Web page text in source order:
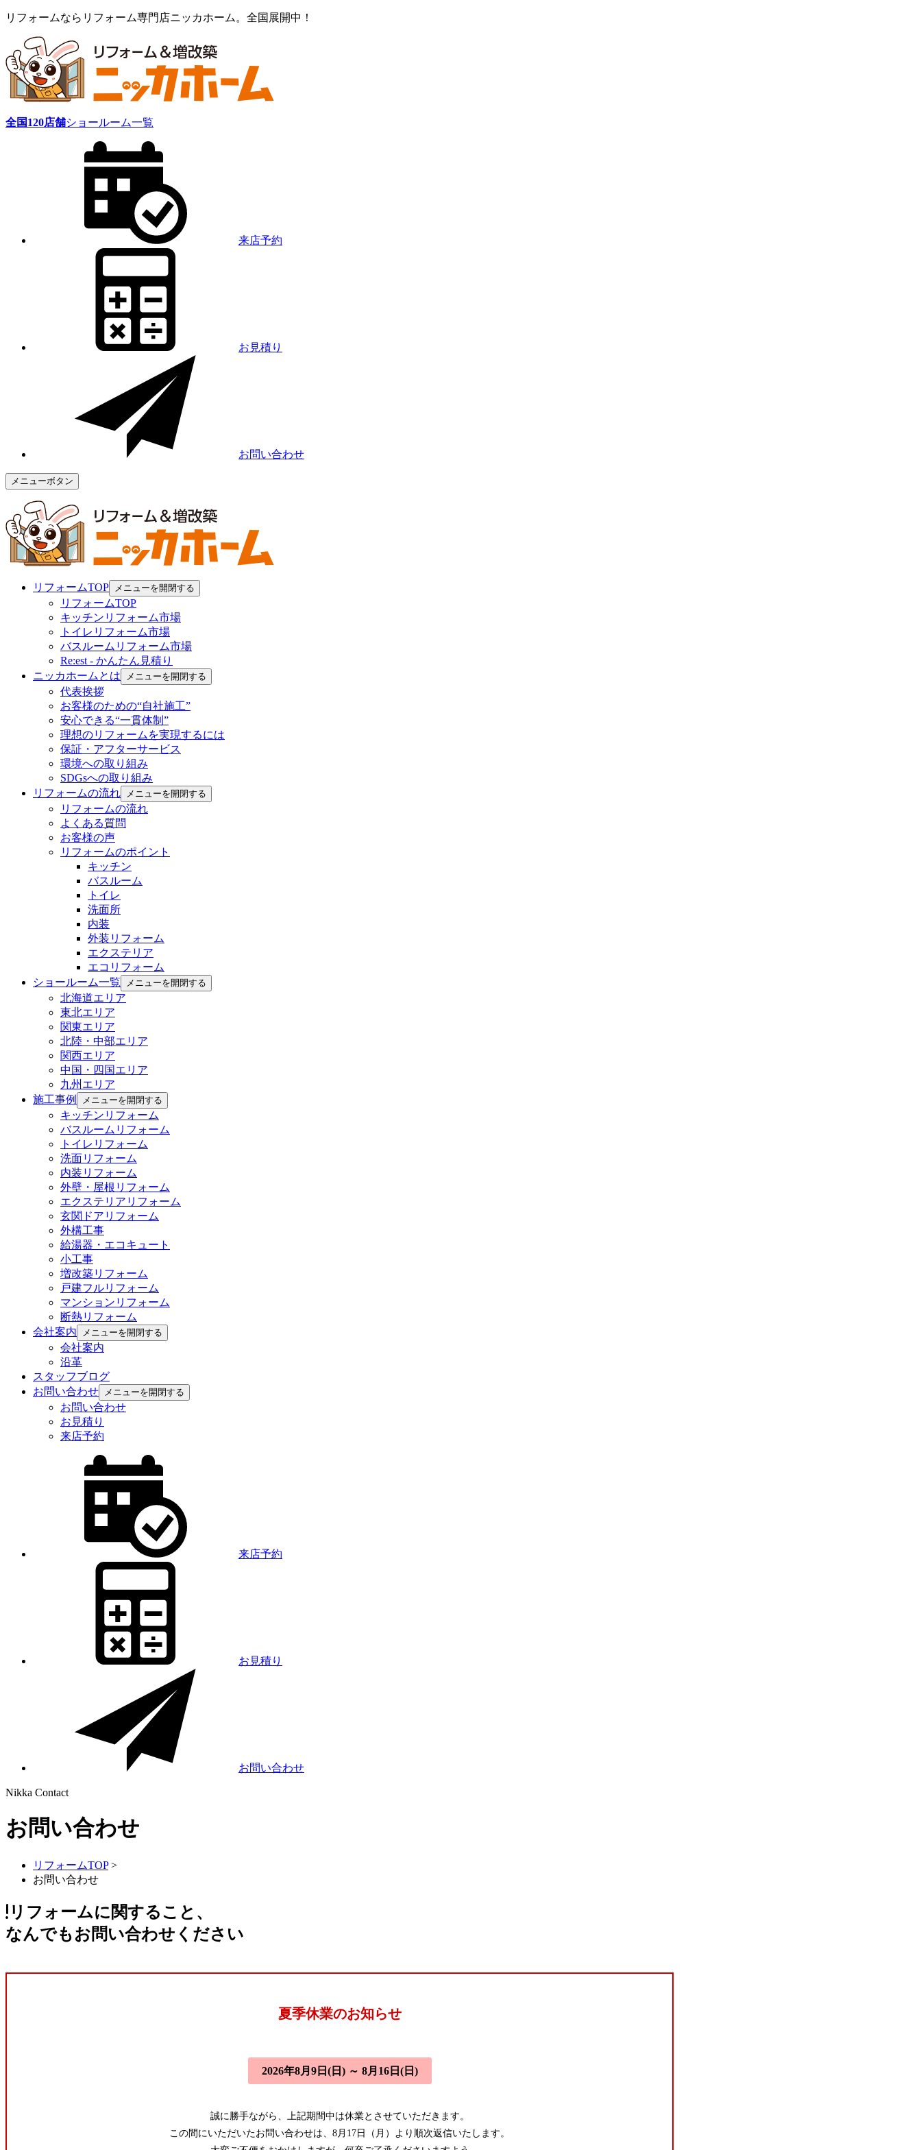
リフォームならリフォーム専門店ニッカホーム。全国展開中！
全国120店舗ショールーム一覧
来店予約
お見積り
お問い合わせ
メニューボタン
リフォームTOP メニューを開閉する
リフォームTOP
キッチンリフォーム市場
トイレリフォーム市場
バスルームリフォーム市場
Re:est - かんたん見積り
ニッカホームとは
メニューを開閉する
代表挨拶
お客様のための“自社施工”
安心できる“一貫体制”
理想のリフォームを実現するには
保証・アフターサービス
環境への取り組み
SDGsへの取り組み
リフォームの流れ
メニューを開閉する
リフォームの流れ
よくある質問
お客様の声
リフォームのポイント
キッチン
バスルーム
トイレ
洗面所
内装
外装リフォーム
エクステリア
エコリフォーム
ショールーム一覧
メニューを開閉する
北海道エリア
東北エリア
関東エリア
北陸・中部エリア
関西エリア
中国・四国エリア
九州エリア
施工事例
メニューを開閉する
キッチンリフォーム
バスルームリフォーム
トイレリフォーム
洗面リフォーム
内装リフォーム
外壁・屋根リフォーム
エクステリアリフォーム
玄関ドアリフォーム
外構工事
給湯器・エコキュート
小工事
増改築リフォーム
戸建フルリフォーム
マンションリフォーム
断熱リフォーム
会社案内
メニューを開閉する
会社案内
沿革
スタッフブログ
お問い合わせ
メニューを開閉する
お問い合わせ
お見積り
来店予約
来店予約
お見積り
お問い合わせ
Nikka Contact
お問い合わせ
リフォームTOP>
お問い合わせ
リフォームに関すること、
なんでもお問い合わせください
夏季休業のお知らせ
2026年8月9日(日) ～ 8月16日(日)
誠に勝手ながら、上記期間中は休業とさせていただきます。
この間にいただいたお問い合わせは、8月17日（月）より順次返信いたします。